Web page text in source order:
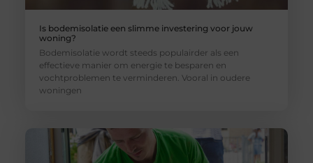
Is bodemisolatie een slimme investering voor jouw
woning?
Bodemisolatie wordt steeds populairder als een
effectieve manier om energie te besparen en
vochtproblemen te verminderen. Vooral in oudere
woningen